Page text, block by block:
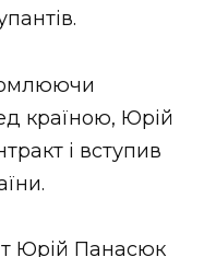
країною, Юрій
і вступив
Юрій Панасюк